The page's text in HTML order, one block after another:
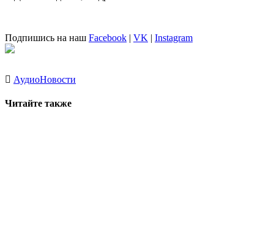
Подпишись на наш Facebook | VK | Instagram
АудиоНовости
Читайте также